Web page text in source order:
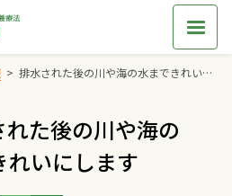
排水された後の川や海の水まできれいにします
た後の川や海の
れいにします
Home